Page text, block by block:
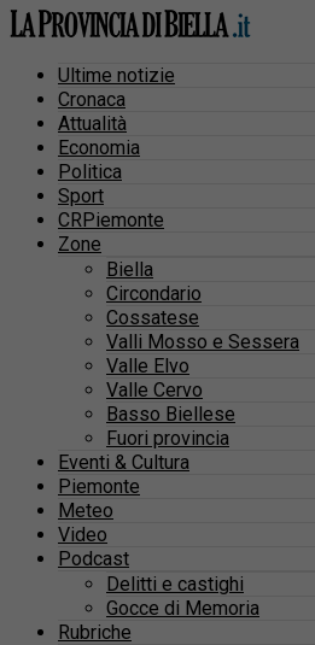
Ultime notizie
Cronaca
Attualità
Economia
Politica
Sport
CRPiemonte
Zone
Biella
Circondario
Cossatese
Valli Mosso e Sessera
Valle Elvo
Valle Cervo
Basso Biellese
Fuori provincia
Eventi & Cultura
Piemonte
Meteo
Video
Podcast
Delitti e castighi
Gocce di Memoria
Rubriche